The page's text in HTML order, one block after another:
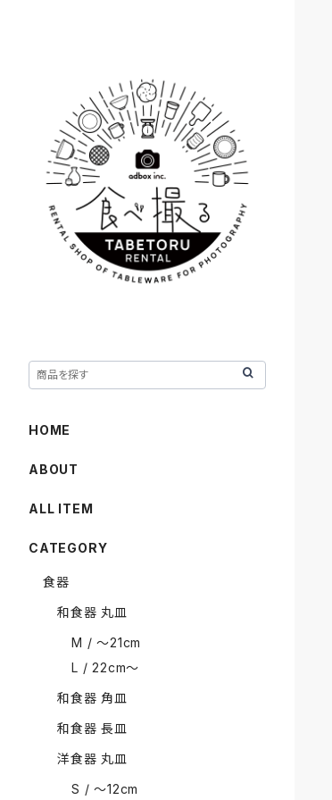
HOME
ABOUT
ALL ITEM
CATEGORY
食器
和食器 丸皿
M / 〜21cm
L / 22cm〜
和食器 角皿
和食器 長皿
洋食器 丸皿
S / 〜12cm